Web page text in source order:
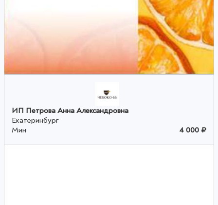
ИП Петрова Анна Александровна
Екатеринбург
Мин
4 000 ₽